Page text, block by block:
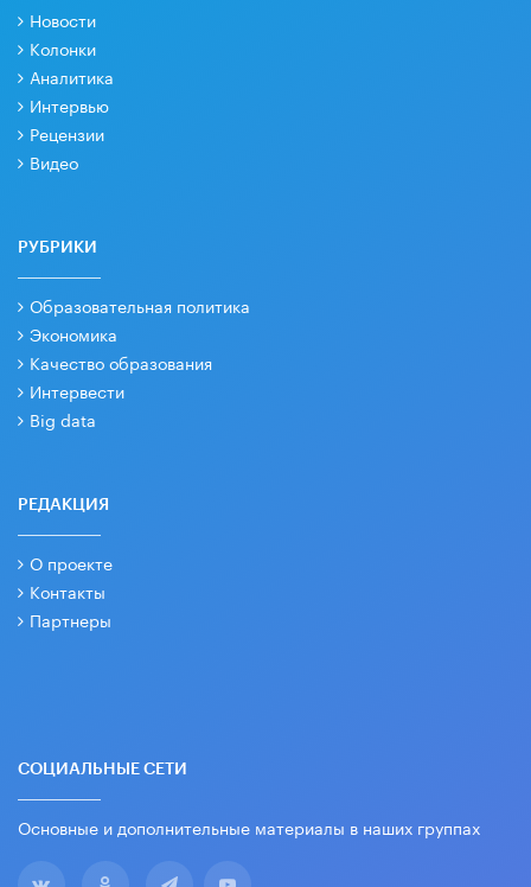
Новости
Колонки
Аналитика
Интервью
Рецензии
Видео
РУБРИКИ
Образовательная политика
Экономика
Качество образования
Интервести
Big data
РЕДАКЦИЯ
О проекте
Контакты
Партнеры
СОЦИАЛЬНЫЕ СЕТИ
Основные и дополнительные материалы в наших группах